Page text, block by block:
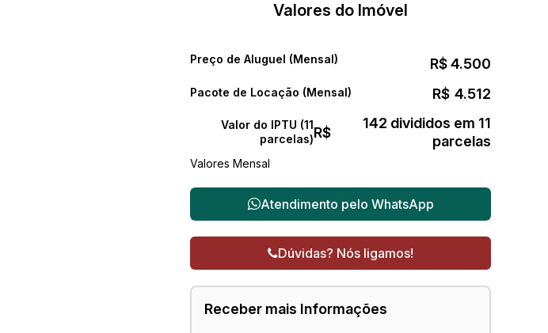
Valores do Imóvel
R$4.500
Preço de Aluguel (Mensal)
Valores Mensal
Valor do IPTU (11
parcelas)R$
142 divididos em 11
parcelas
R$ 4.512
Pacote de Locação (Mensal)
Atendimento pelo WhatsApp
Dúvidas? Nós ligamos!
Receber mais Informações